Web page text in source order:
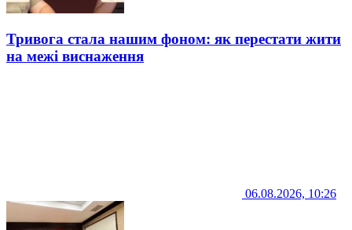
Тривога стала нашим фоном: як перестати жити
на межі виснаження
06.08.2026, 10:26